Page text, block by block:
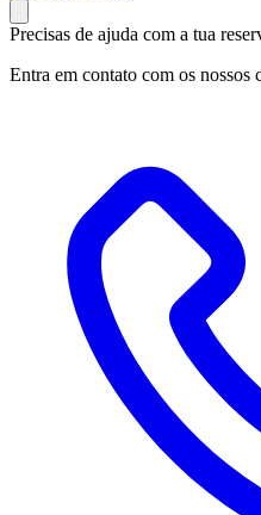
Precisas de ajuda com a tua
Entra em contato com os